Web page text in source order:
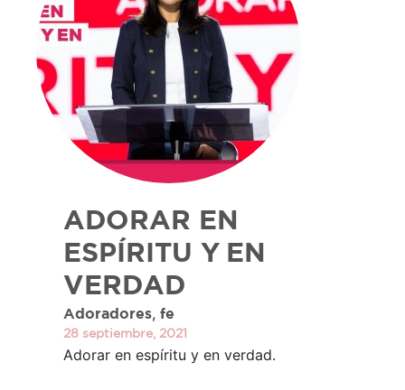
ADORAR EN
ESPÍRITU Y EN
VERDAD
Adoradores, fe
28 septiembre, 2021
Adorar en espíritu y en verdad.